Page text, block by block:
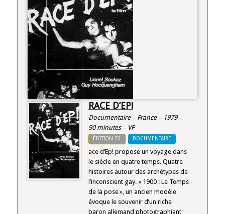
RACE D’EP!
Documentaire – France – 1979 –
90 minutes – VF
ÉDITION 25 DOCUMENTAIRE
ace d’Ep! propose un voyage dans
le siècle en quatre temps. Quatre
histoires autour des archétypes de
l’inconscient gay. « 1900 : Le Temps
de la pose », un ancien modèle
évoque le souvenir d’un riche
baron allemand photographiant